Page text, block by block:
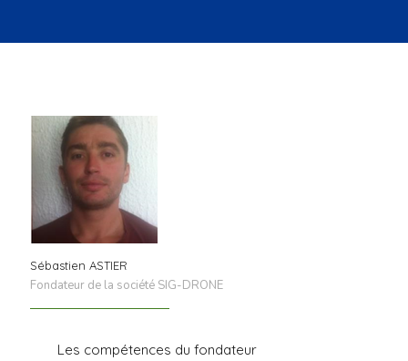
Sébastien ASTIER
Fondateur de la société SIG-DRONE
Les compétences du fondateur